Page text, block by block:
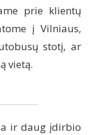
prie klientų
į Vilniaus,
stotį, ar
vietą.
ir daug įdirbio